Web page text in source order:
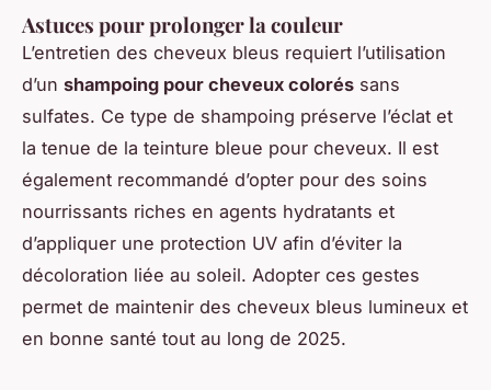
Astuces pour prolonger la couleur
L’entretien des cheveux bleus requiert l’utilisation
d’un shampoing pour cheveux colorés sans
sulfates. Ce type de shampoing préserve l’éclat et
la tenue de la teinture bleue pour cheveux. Il est
également recommandé d’opter pour des soins
nourrissants riches en agents hydratants et
d’appliquer une protection UV afin d’éviter la
décoloration liée au soleil. Adopter ces gestes
permet de maintenir des cheveux bleus lumineux et
en bonne santé tout au long de 2025.